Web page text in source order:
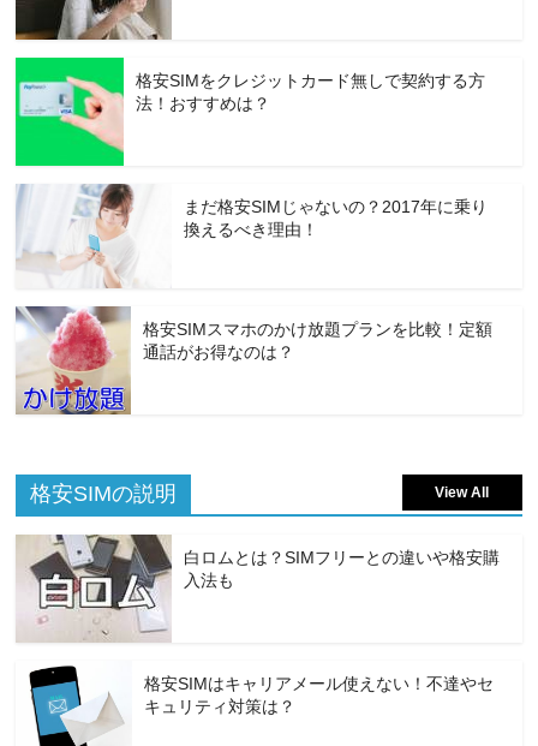
格安SIMをクレジットカード無しで契約する方
法！おすすめは？
まだ格安SIMじゃないの？2017年に乗り
換えるべき理由！
格安SIMスマホのかけ放題プランを比較！定額
通話がお得なのは？
格安SIMの説明 View All
白ロムとは？SIMフリーとの違いや格安購
入法も
格安SIMはキャリアメール使えない！不達やセ
キュリティ対策は？